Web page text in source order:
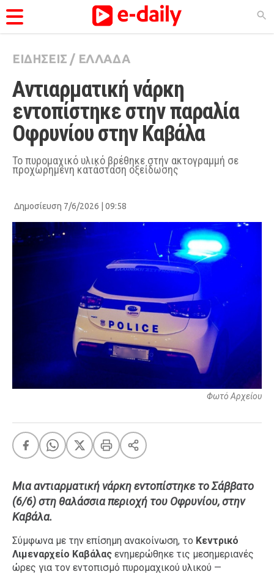
ΚΑΤΗΓΟΡΊΕΣ
Ειδήσεις
Θέματα
Videos
Podcasts
Viral
Life
City Guide
Pop Culture
Πάσχα Eurovision
Retro Summer
A-List LGBTQI+
Xmas
LIFE
Food
Body+Mind
Ταξίδια
Style
ΕΙΔΗΣΕΙΣ / ΕΛΛΑΔΑ
Αντιαρματική νάρκη
εντοπίστηκε στην παραλία
Οφρυνίου στην Καβάλα
Το πυρομαχικό υλικό βρέθηκε στην ακτογραμμή σε
προχωρημένη κατάσταση οξείδωσης
Δημοσίευση 7/6/2026 | 09:58
Φωτό Αρχείου
Μια αντιαρματική νάρκη εντοπίστηκε το Σάββατο
(6/6) στη θαλάσσια περιοχή του Οφρυνίου, στην
Καβάλα.
Σύμφωνα με την επίσημη ανακοίνωση, το Κεντρικό
Λιμεναρχείο Καβάλας ενημερώθηκε τις μεσημεριανές
ώρες για τον εντοπισμό πυρομαχικού υλικού —